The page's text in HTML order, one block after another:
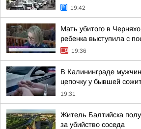
19:42
Мать убитого в
ребенка выступила с
19:36
В Калининграде
цепочку у бывшей
19:31
Житель Балтийска
за убийство соседа